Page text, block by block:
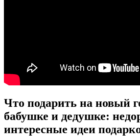
Что подарить на новый
бабушке и дедушке:
интересные идеи